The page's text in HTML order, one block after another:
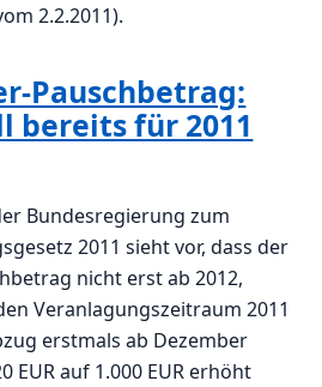
2.2.2011).
Pauschbetrag:
bereits für 2011
Bundesregierung zum
2011 sieht vor, dass der
nicht erst ab 2012,
Veranlagungszeitraum 2011
erstmals ab Dezember
EUR auf 1.000 EUR erhöht